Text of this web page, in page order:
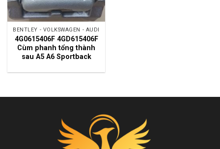
BENTLEY - VOLKSWAGEN - AUDI
4G0615406F 4GD615406F
Cùm phanh tổng thành
sau A5 A6 Sportback